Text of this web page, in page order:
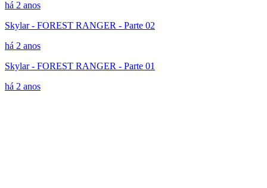
há 2 anos
Skylar - FOREST RANGER - Parte 02
há 2 anos
Skylar - FOREST RANGER - Parte 01
há 2 anos